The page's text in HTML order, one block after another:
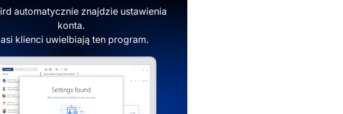
automatycznie znajdzie ustawienia
konta.
klienci uwielbiają ten program.